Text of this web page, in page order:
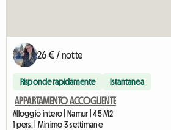
26 € / notte
Risponde rapidamente Istantanea
APPARTAMENTO ACCOGLIENTE
Alloggio intero | Namur | 45 M2
1 pers. | Minimo 3 settimane